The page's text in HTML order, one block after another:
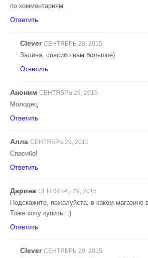
по комментариям.
Ответить
Clever СЕНТЯБРЬ 28, 2015
Залина, спасибо вам большое)
Ответить
Аноним СЕНТЯБРЬ 29, 2015
Молодец
Ответить
Алла СЕНТЯБРЬ 29, 2015
Спасибо!
Ответить
Дарина СЕНТЯБРЬ 29, 2015
Подскажите, пожалуйста, в каком магазине
Тоже хочу купить. :)
Ответить
Clever СЕНТЯБРЬ 29, 2015